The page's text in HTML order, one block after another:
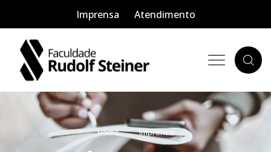
Imprensa Atendimento
Home Imprensa